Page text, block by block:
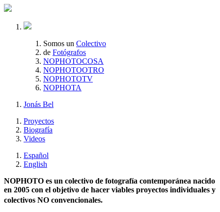
Somos un Colectivo
de Fotógrafos
NOPHOTOCOSA
NOPHOTOOTRO
NOPHOTOTV
NOPHOTA
Jonás Bel
Proyectos
Biografía
Videos
Español
English
NOPHOTO es un colectivo de fotografía contemporánea nacido
en 2005 con el objetivo de hacer viables proyectos individuales y
colectivos NO convencionales.